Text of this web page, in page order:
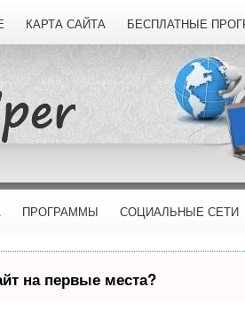
КАРТА САЙТА БЕСПЛАТНЫЕ
ПРОГРАММЫ СОЦИАЛЬНЫЕ СЕТИ
на первые места?